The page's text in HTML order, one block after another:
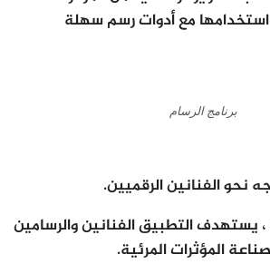
مع أدوات رسم سهلة
برنامج الرسام
يستهدف التطبيق الفنانين والرسامين
المؤثرات المرئية.